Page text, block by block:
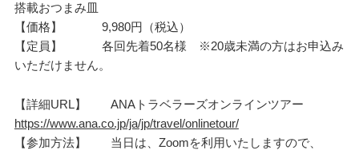
搭載おつまみ皿
【価格】 9,980円（税込）
【定員】 各回先着50名様 ※20歳未満の方はお申込み
いただけません。
【詳細URL】 ANAトラベラーズオンラインツアー
https://www.ana.co.jp/ja/jp/travel/onlinetour/
【参加方法】 当日は、Zoomを利用いたしますので、